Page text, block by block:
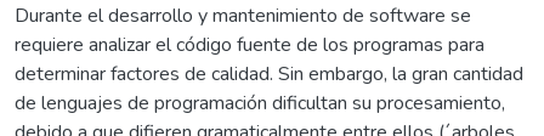
Durante el desarrollo y mantenimiento de software se
requiere analizar el código fuente de los programas para
determinar factores de calidad. Sin embargo, la gran cantidad
de lenguajes de programación dificultan su procesamiento,